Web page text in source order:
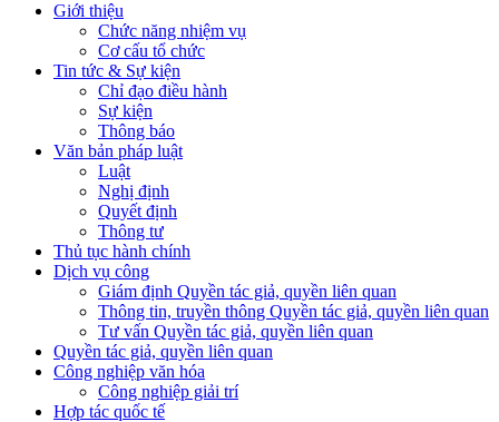
Giới thiệu
Chức năng nhiệm vụ
Cơ cấu tổ chức
Tin tức & Sự kiện
Chỉ đạo điều hành
Sự kiện
Thông báo
Văn bản pháp luật
Luật
Nghị định
Quyết định
Thông tư
Thủ tục hành chính
Dịch vụ công
Giám định Quyền tác giả, quyền liên quan
Thông tin, truyền thông Quyền tác giả, quyền liên quan
Tư vấn Quyền tác giả, quyền liên quan
Quyền tác giả, quyền liên quan
Công nghiệp văn hóa
Công nghiệp giải trí
Hợp tác quốc tế